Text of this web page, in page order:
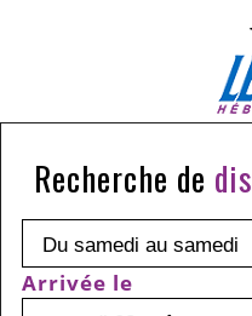
Recherche de
Arrivée le